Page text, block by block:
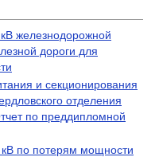
кВ железнодорожной
дороги для
и секционирования
отделения
по преддипломной
по потерям мощности